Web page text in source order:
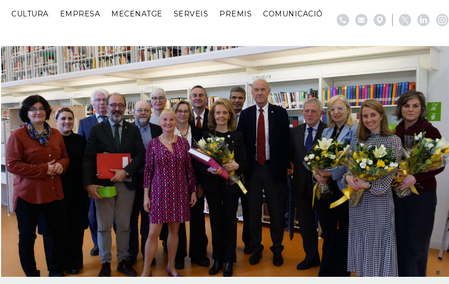
CULTURA EMPRESA MECENATGE SERVEIS PREMIS COMUNICACIÓ